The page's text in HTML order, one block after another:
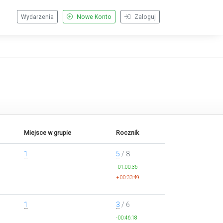
Zaloguj
Nowe Konto
Wydarzenia
Miejsce w grupie Rocznik
1 5 / 8
-01:00:36
+00:33:49
1 3 / 6
-00:46:18